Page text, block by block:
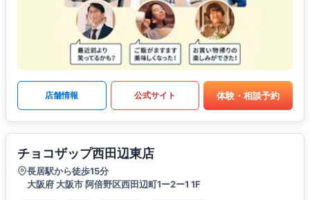
店舗情報 公式サイト 体験・相談予約
チョコザップ西田辺東店
長居駅から徒歩15分
大阪府 大阪市 阿倍野区西田辺町1ー2ー1 1F